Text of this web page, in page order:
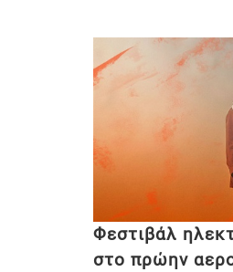
Φεστιβάλ
στο πρώην